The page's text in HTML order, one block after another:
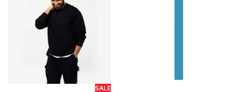
SALE